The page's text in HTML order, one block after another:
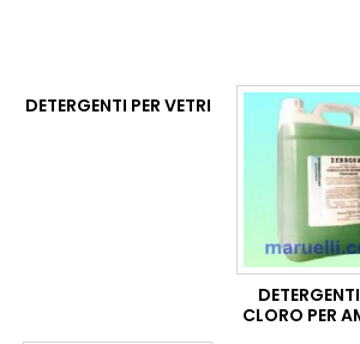
DETERGENTI PER VETRI
CLORO PER